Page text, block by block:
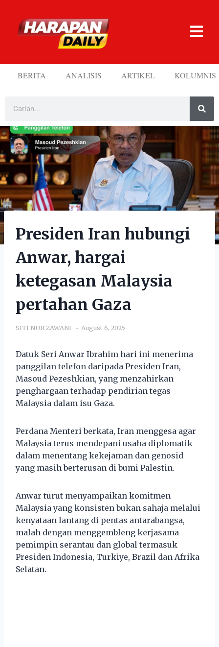
BERITA ANALISIS ARTIKEL KOLUMNIS
Presiden Iran hubungi
Anwar, hargai
ketegasan Malaysia
pertahan Gaza
SITI NUR ZAWANI August 6, 2025
Datuk Seri Anwar Ibrahim hari ini menerima
panggilan telefon daripada Presiden Iran,
Masoud Pezeshkian, yang menzahirkan
penghargaan terhadap pendirian tegas
Malaysia dalam isu Gaza.
Perdana Menteri berkata, Iran menggesa agar
Malaysia terus mendepani usaha diplomatik
dalam menentang kekejaman dan genosid
yang masih berterusan di bumi Palestin.
Anwar turut menyampaikan komitmen
Malaysia yang konsisten bukan sahaja melalui
kenyataan lantang di pentas antarabangsa,
malah dengan menggembleng kerjasama
pemimpin serantau dan global termasuk
Presiden Indonesia, Turkiye, Brazil dan Afrika
Selatan.